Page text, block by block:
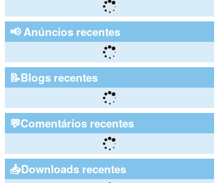
📢 Anúncios recentes
📝Blogs recentes
💬Comentários recentes
📥Downloads recentes